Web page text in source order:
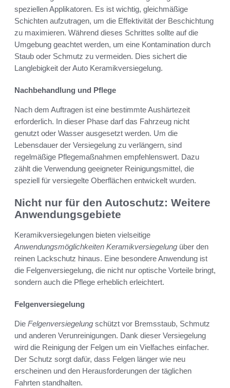
speziellen Applikatoren. Es ist wichtig, gleichmäßige
Schichten aufzutragen, um die Effektivität der Beschichtung
zu maximieren. Während dieses Schrittes sollte auf die
Umgebung geachtet werden, um eine Kontamination durch
Staub oder Schmutz zu vermeiden. Dies sichert die
Langlebigkeit der Auto Keramikversiegelung.
Nachbehandlung und Pflege
Nach dem Auftragen ist eine bestimmte Aushärtezeit
erforderlich. In dieser Phase darf das Fahrzeug nicht
genutzt oder Wasser ausgesetzt werden. Um die
Lebensdauer der Versiegelung zu verlängern, sind
regelmäßige Pflegemaßnahmen empfehlenswert. Dazu
zählt die Verwendung geeigneter Reinigungsmittel, die
speziell für versiegelte Oberflächen entwickelt wurden.
Nicht nur für den Autoschutz: Weitere
Anwendungsgebiete
Keramikversiegelungen bieten vielseitige
Anwendungsmöglichkeiten Keramikversiegelung über den
reinen Lackschutz hinaus. Eine besondere Anwendung ist
die Felgenversiegelung, die nicht nur optische Vorteile bringt,
sondern auch die Pflege erheblich erleichtert.
Felgenversiegelung
Die Felgenversiegelung schützt vor Bremsstaub, Schmutz
und anderen Verunreinigungen. Dank dieser Versiegelung
wird die Reinigung der Felgen um ein Vielfaches einfacher.
Der Schutz sorgt dafür, dass Felgen länger wie neu
erscheinen und den Herausforderungen der täglichen
Fahrten standhalten.